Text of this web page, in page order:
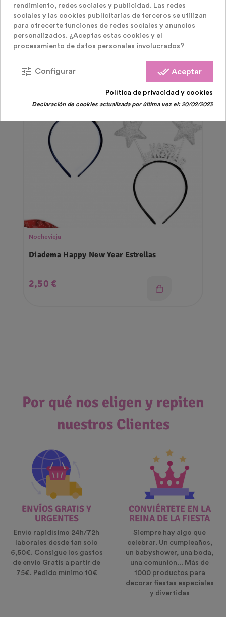
Nochevieja
Diadema Happy New Year Estrellas
Precio
2,50 €
Por qué nos eligen y repiten
nuestros Clientes
ENVÍOS GRATIS Y
URGENTES
Envío rapidísimo 24h/72h
laborales desde tan solo
6,50€. Consigue los gastos
de envio Gratis a partir de
75€. Pedido mínimo 10€
CONVIÉRTETE EN LA
REINA DE LA FIESTA
Siempre hay algo que
celebrar. Un cumpleaños,
un babyshower, una boda,
una comunión... Más de
1000 productos para
decorar fiestas especiales
y divertidas
rendimiento, redes sociales y publicidad. Las redes
sociales y las cookies publicitarias de terceros se utilizan
para ofrecerte funciones de redes sociales y anuncios
personalizados. ¿Aceptas estas cookies y el
procesamiento de datos personales involucrados?
done_all Aceptar
tune Configurar
Política de privacidad y cookies
Declaración de cookies actualizada por última vez el:20/02/2023